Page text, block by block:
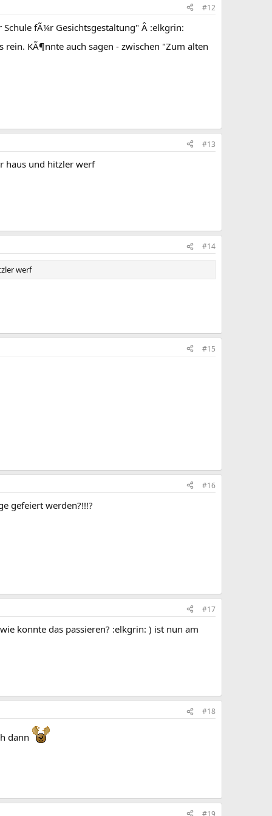
#12
fÃ¼r Gesichtsgestaltung" Â :elkgrin:
rein. KÃ¶nnte auch sagen - zwischen "Zum alten
#13
haus und hitzler werf
#14
werf
#15
#16
gefeiert werden?!!!?
#17
konnte das passieren? :elkgrin: ) ist nun am
#18
dann
#19